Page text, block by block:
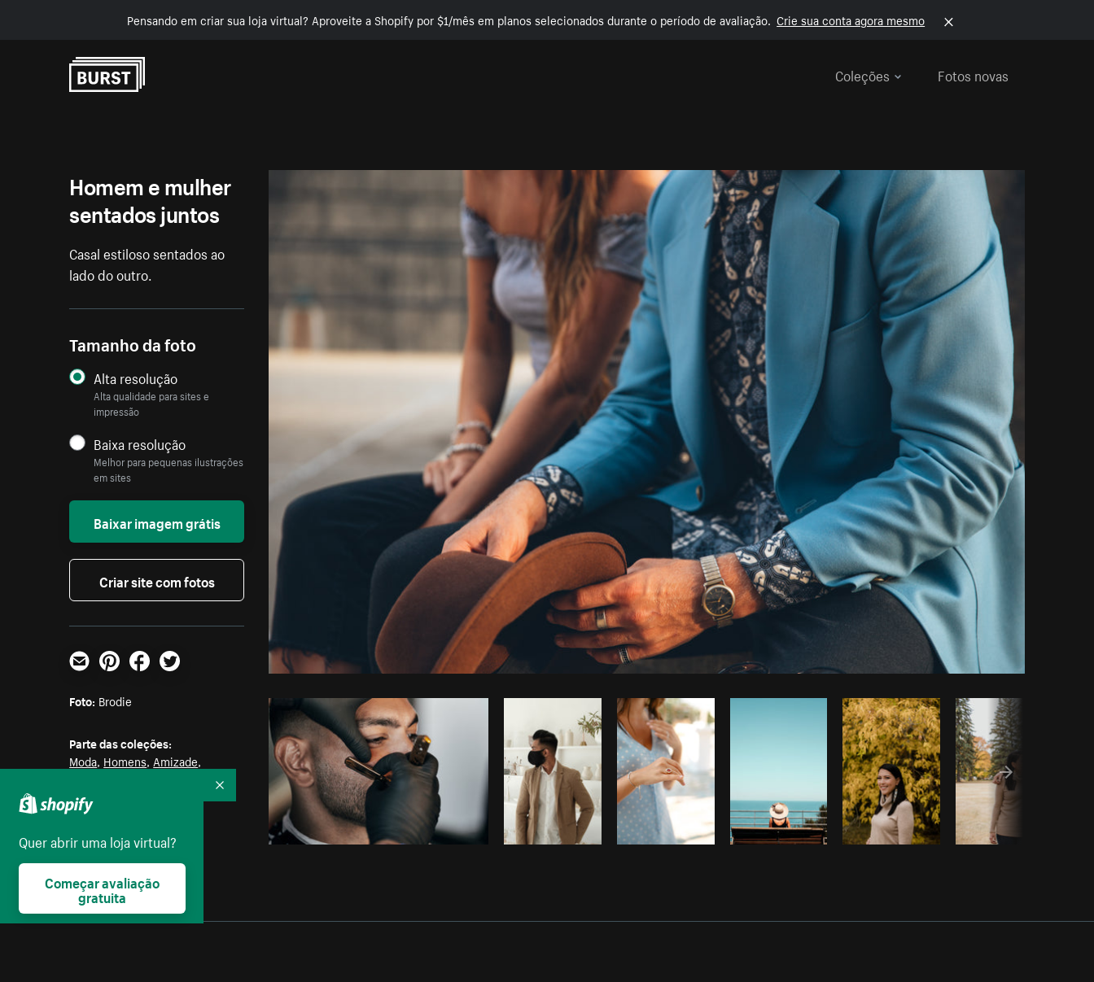
Pensando em criar sua loja virtual? Aproveite a Shopify por $1/mês em planos selecionados durante o período de avaliação. Crie sua conta agora mesmo
Coleções
Fotos novas
Foto da Brodie doBurst Copiar código
Homem e mulher
sentados juntos
Casal estiloso sentados ao
lado do outro.
Tamanho da foto
Alta resolução
Alta qualidade para sites e
impressão
Baixa resolução
Melhor para pequenas ilustrações
em sites
Baixar imagem grátis
Criar site com fotos
E-mailPinterestFacebookTwitter
Foto: Brodie
Parte das coleções:
Moda, Homens, Amizade,
Creative Commons
Quer abrir uma loja virtual?
Começar avaliação
gratuita
Recolher